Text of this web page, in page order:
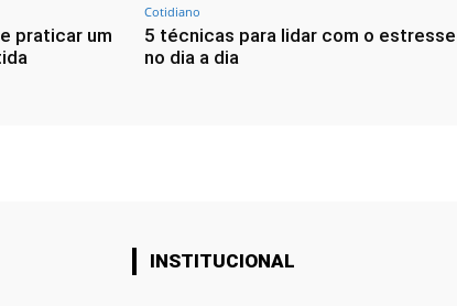
praticar um
Cotidiano
5 técnicas para lidar com o estresse
no dia a dia
INSTITUCIONAL